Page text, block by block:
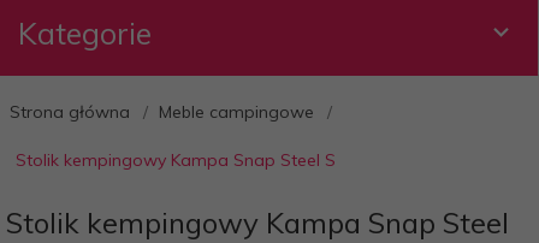
Kategorie
Strona główna Meble campingowe
Stolik kempingowy Kampa Snap Steel S
Stolik kempingowy Kampa Snap Steel